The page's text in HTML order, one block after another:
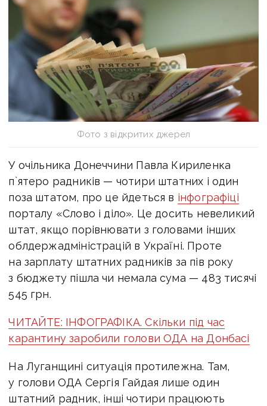
Фото з відкритих джерел
У очільника Донеччини Павла Кириленка
п`ятеро радників — чотири штатних і один
поза штатом, про це йдеться в інфографіці
порталу «Слово і діло». Це досить невеликий
штат, якщо порівнювати з головами інших
облдержадміністрацій в Україні. Проте
на зарплату штатних радників за пів року
з бюджету пішла чи немала сума — 483 тисячі
545 грн.
ЧИТАЙТЕ: ІНФОГРАФІКА. Скільки під час
карантину заробили голови ОДА на Донбасі
На Луганщині ситуація протилежна. Там,
у голови ОДА Сергія Гайдая лише один
штатний радник, інші чотири працюють